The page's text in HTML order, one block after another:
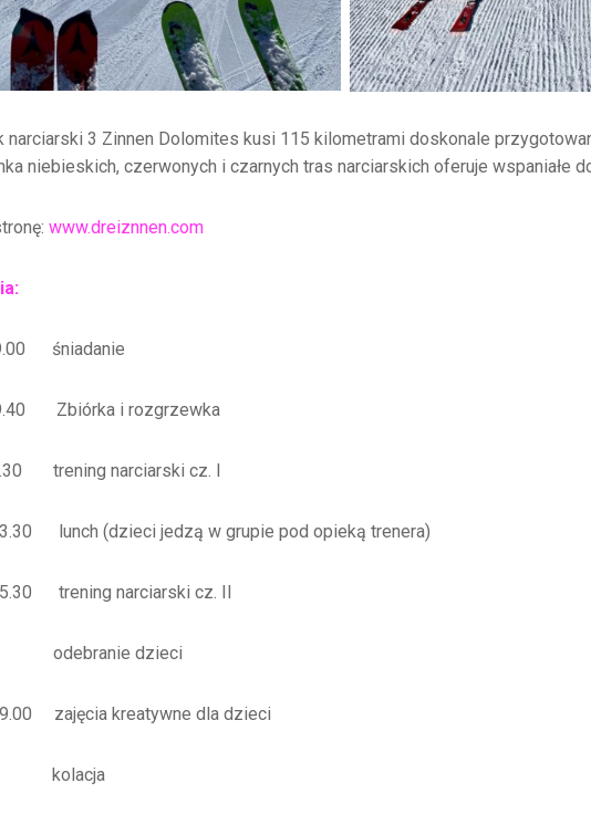
narciarski 3 Zinnen Dolomites kusi 115 kilometrami doskonale
niebieskich, czerwonych i czarnych tras narciarskich oferuje wspaniałe
www.dreiznnen.com
śniadanie
Zbiórka i rozgrzewka
trening narciarski cz. I
lunch (dzieci jedzą w grupie pod opieką trenera)
trening narciarski cz. II
odebranie dzieci
zajęcia kreatywne dla dzieci
kolacja